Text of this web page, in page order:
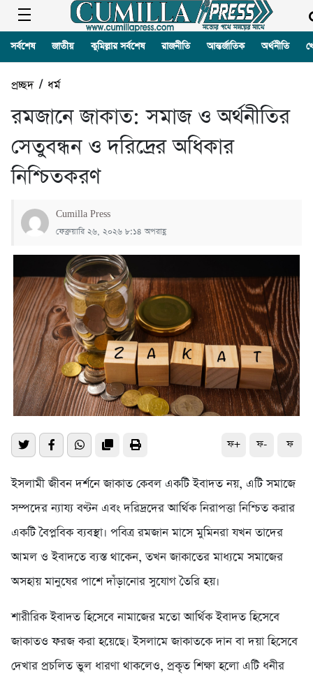
সর্বশেষ জাতীয় কুমিল্লার সর্বশেষ রাজনীতি আন্তর্জাতিক অর্থনীতি
প্রচ্ছদ/ ধর্ম
রমজানে জাকাত: সমাজ ও অর্থনীতির
সেতুবন্ধন ও দরিদ্রের অধিকার
নিশ্চিতকরণ
Cumilla Press
ফেব্রুয়ারি ২৬, ২০২৬ ৮:১৪ অপরাহ্ণ
ফ+ ফ- ফ
ইসলামী জীবন দর্শনে জাকাত কেবল একটি ইবাদত নয়, এটি সমাজে
সম্পদের ন্যায্য বণ্টন এবং দরিদ্রদের আর্থিক নিরাপত্তা নিশ্চিত করার
একটি বৈপ্লবিক ব্যবস্থা। পবিত্র রমজান মাসে মুমিনরা যখন তাদের
আমল ও ইবাদতে ব্যস্ত থাকেন, তখন জাকাতের মাধ্যমে সমাজের
অসহায় মানুষের পাশে দাঁড়ানোর সুযোগ তৈরি হয়।
শারীরিক ইবাদত হিসেবে নামাজের মতো আর্থিক ইবাদত হিসেবে
জাকাতও ফরজ করা হয়েছে। ইসলামে জাকাতকে দান বা দয়া হিসেবে
দেখার প্রচলিত ভুল ধারণা থাকলেও, প্রকৃত শিক্ষা হলো এটি ধনীর